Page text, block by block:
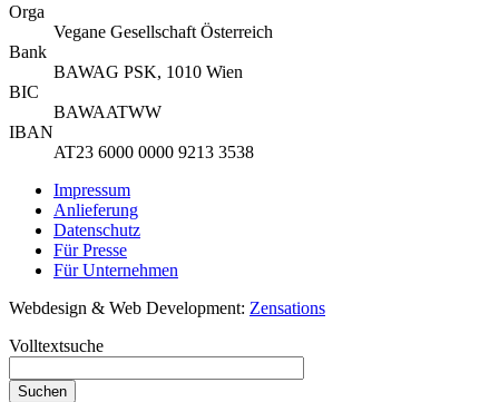
Orga
Vegane Gesellschaft Österreich
Bank
BAWAG PSK, 1010 Wien
BIC
BAWAATWW
IBAN
AT23 6000 0000 9213 3538
Impressum
Anlieferung
Datenschutz
Für Presse
Für Unternehmen
Webdesign & Web Development: Zensations
Volltextsuche